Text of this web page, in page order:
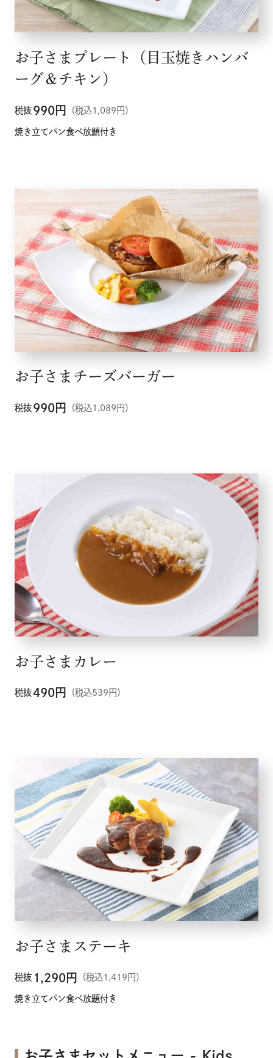
メニュー
こだわり
店舗検索
お子さまプレート（目玉焼きハンバ
ーグ＆チキン）
税抜 990円 （税込1,089円）
焼き立てパン食べ放題付き
お子さまチーズバーガー
税抜 990円 （税込1,089円）
お子さまカレー
税抜490円 （税込539円）
お子さまステーキ
税抜 1,290円 （税込1,419円）
焼き立てパン食べ放題付き